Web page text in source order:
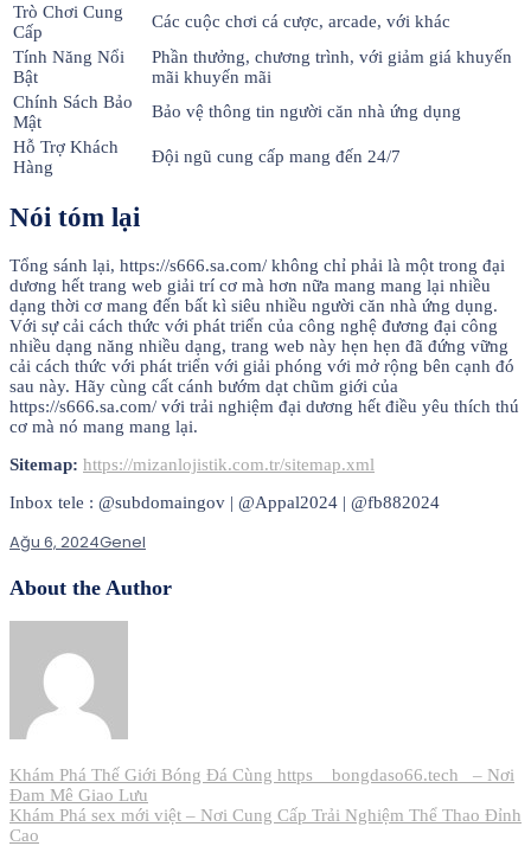
Trò Chơi Cung
Cấp
Các cuộc chơi cá cược, arcade, với khác
Tính Năng Nổi
Bật
Phần thưởng, chương trình, với giảm giá khuyến
mãi khuyến mãi
Chính Sách Bảo
Mật
Bảo vệ thông tin người căn nhà ứng dụng
Hỗ Trợ Khách
Hàng
Đội ngũ cung cấp mang đến 24/7
Nói tóm lại
Tổng sánh lại, https://s666.sa.com/ không chỉ phải là một trong đại
dương hết trang web giải trí cơ mà hơn nữa mang mang lại nhiều
dạng thời cơ mang đến bất kì siêu nhiều người căn nhà ứng dụng.
Với sự cải cách thức với phát triển của công nghệ đương đại công
nhiều dạng năng nhiều dạng, trang web này hẹn hẹn đã đứng vững
cải cách thức với phát triển với giải phóng với mở rộng bên cạnh đó
sau này. Hãy cùng cất cánh bướm dạt chũm giới của
https://s666.sa.com/ với trải nghiệm đại dương hết điều yêu thích thú
cơ mà nó mang mang lại.
Sitemap: https://mizanlojistik.com.tr/sitemap.xml
Inbox tele : @subdomaingov | @Appal2024 | @fb882024
Ağu 6, 2024Genel
About the Author
Yazı
gezinmesi
Khám Phá Thế Giới Bóng Đá Cùng https__bongdaso66.tech_ – Nơi
Đam Mê Giao Lưu
Khám Phá sex mới việt – Nơi Cung Cấp Trải Nghiệm Thể Thao Đỉnh
Cao